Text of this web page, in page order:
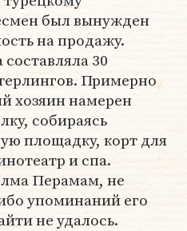
был вынужден
на продажу.
30
Примерно
хозяин намерен
собираясь
площадку, корт для
и спа.
Перамам, не
упоминаний его
не удалось.